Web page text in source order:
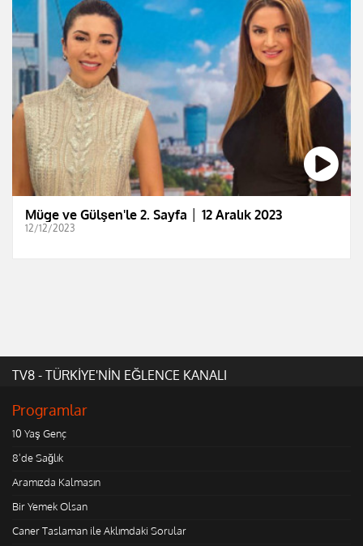
Müge ve Gülşen'le 2. Sayfa │ 12 Aralık 2023
12/12/2023
TV8 - TÜRKİYE'NİN EĞLENCE KANALI
Programlar
10 Yaş Genç
8'de Sağlık
Aramızda Kalmasın
Bir Yemek Olsan
Caner Taslaman ile Aklımdaki Sorular